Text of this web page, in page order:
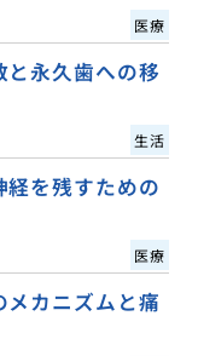
医療
永久歯への移
生活
を残すための
医療
カニズムと痛